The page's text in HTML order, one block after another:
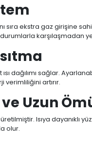
sıra ekstra gaz girişine
karşılaşmadan
dağılımı sağlar.
artırır.
Uzun
Isıya dayanıklı
olur.